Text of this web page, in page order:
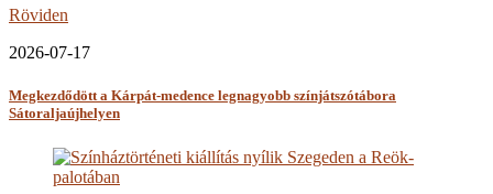
Röviden
2026-07-17
Megkezdődött a Kárpát-medence legnagyobb színjátszótábora
Sátoraljaújhelyen